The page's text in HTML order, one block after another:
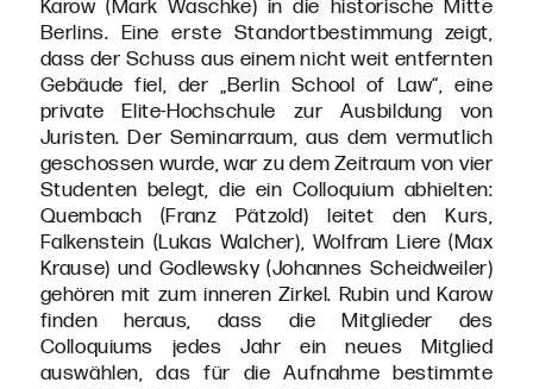
Karow (Mark Waschke) in die historische Mitte
Berlins. Eine erste Standortbestimmung zeigt,
dass der Schuss aus einem nicht weit entfernten
Gebäude fiel, der „Berlin School of Law“, eine
private Elite-Hochschule zur Ausbildung von
Juristen. Der Seminarraum, aus dem vermutlich
geschossen wurde, war zu dem Zeitraum von vier
Studenten belegt, die ein Colloquium abhielten:
Quembach (Franz Pätzold) leitet den Kurs,
Falkenstein (Lukas Walcher), Wolfram Liere (Max
Krause) und Godlewsky (Johannes Scheidweiler)
gehören mit zum inneren Zirkel. Rubin und Karow
finden heraus, dass die Mitglieder des
Colloquiums jedes Jahr ein neues Mitglied
auswählen, das für die Aufnahme bestimmte